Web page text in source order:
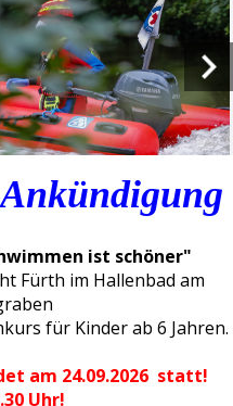
ist schöner"
Fürth im Hallenbad am
für Kinder ab 6 Jahren.
am 24.09.2026 statt!
Uhr!